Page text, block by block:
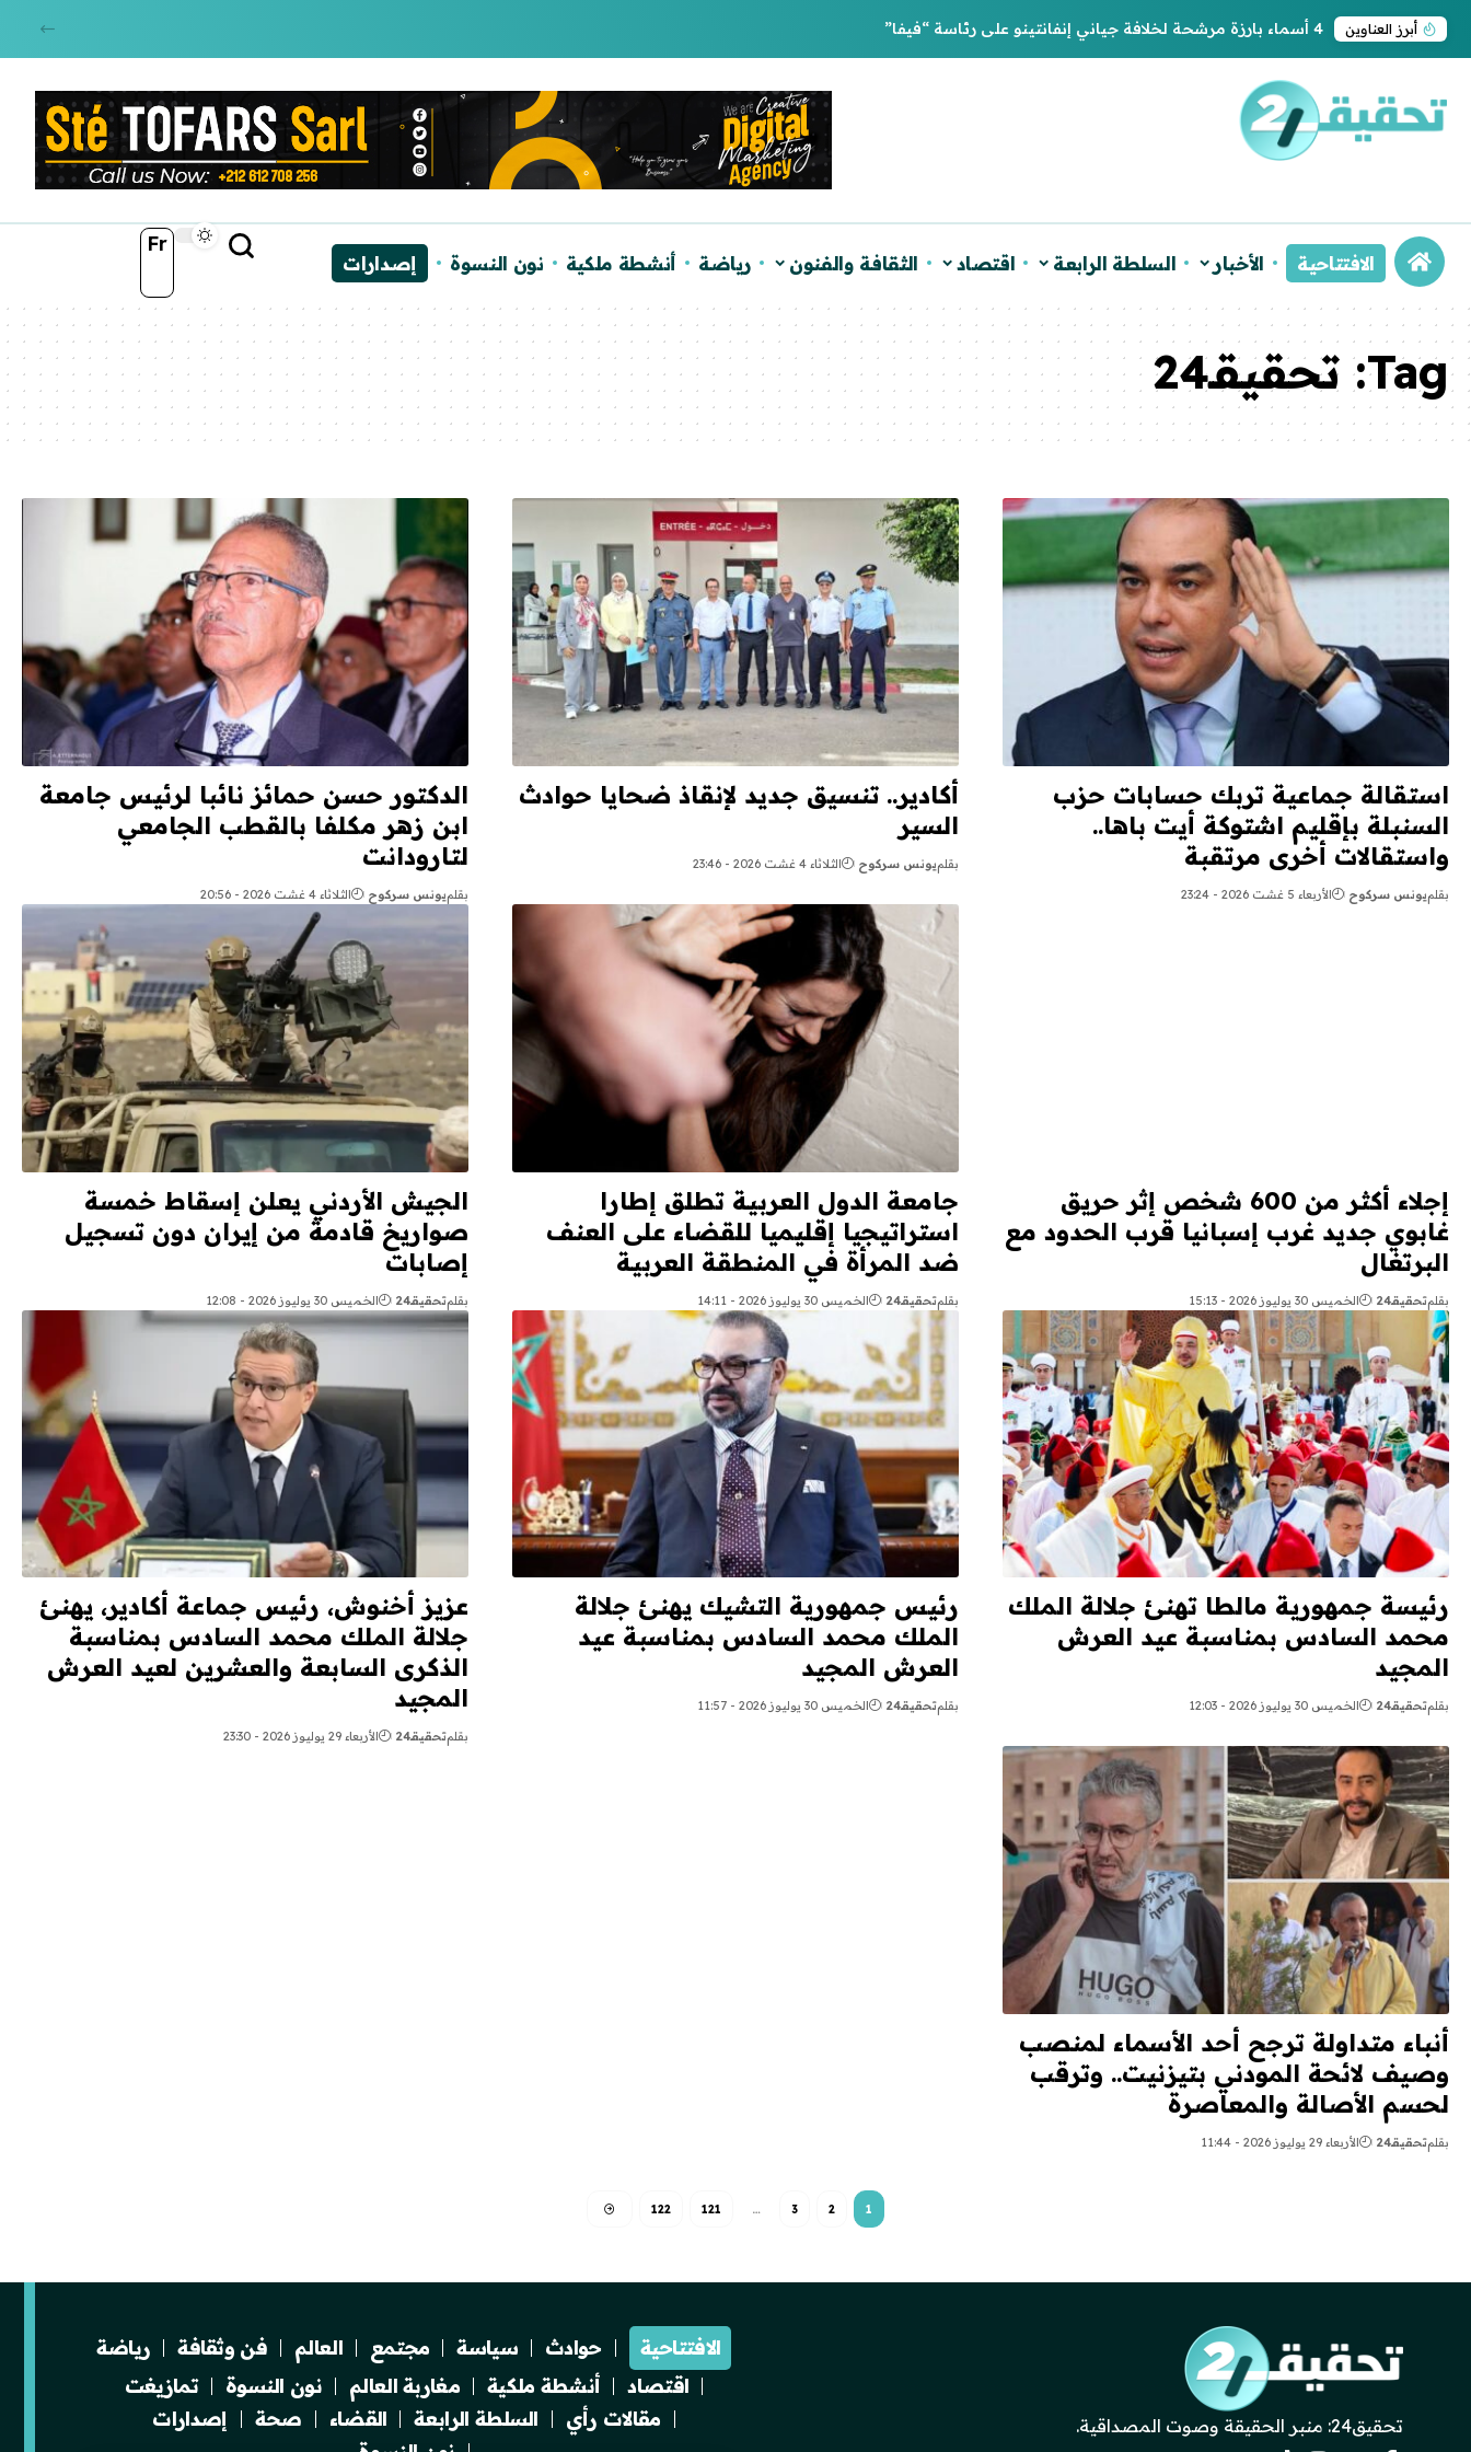
أبرز العناوين ترامب يجدد اعتراف واشنطن بسيادة المغرب على الصحراء ويؤكد دعم الحكم الذاتي
Fr
الافتتاحية الأخبار السلطة الرابعة اقتصاد الثقافة والفنون رياضة أنشطة ملكية نون النسوة إصدارات
Tag: تحقيقـ24
استقالة جماعية تربك حسابات حزب
السنبلة بإقليم اشتوكة أيت باها..
واستقالات أخرى مرتقبة
بقلميونس سركوح الأربعاء 5 غشت 2026 - 23:24
أكادير.. تنسيق جديد لإنقاذ ضحايا حوادث
السير
بقلميونس سركوح الثلاثاء 4 غشت 2026 - 23:46
الدكتور حسن حمائز نائبا لرئيس جامعة
ابن زهر مكلفا بالقطب الجامعي
لتارودانت
بقلميونس سركوح الثلاثاء 4 غشت 2026 - 20:56
إجلاء أكثر من 600 شخص إثر حريق
غابوي جديد غرب إسبانيا قرب الحدود مع
البرتغال
بقلمتحقيقـ24 الخميس 30 يوليوز 2026 - 15:13
جامعة الدول العربية تطلق إطارا
استراتيجيا إقليميا للقضاء على العنف
ضد المرأة في المنطقة العربية
بقلمتحقيقـ24 الخميس 30 يوليوز 2026 - 14:11
الجيش الأردني يعلن إسقاط خمسة
صواريخ قادمة من إيران دون تسجيل
إصابات
بقلمتحقيقـ24 الخميس 30 يوليوز 2026 - 12:08
رئيسة جمهورية مالطا تهنئ جلالة الملك
محمد السادس بمناسبة عيد العرش
المجيد
بقلمتحقيقـ24 الخميس 30 يوليوز 2026 - 12:03
رئيس جمهورية التشيك يهنئ جلالة
الملك محمد السادس بمناسبة عيد
العرش المجيد
بقلمتحقيقـ24 الخميس 30 يوليوز 2026 - 11:57
عزيز أخنوش، رئيس جماعة أكادير، يهنئ
جلالة الملك محمد السادس بمناسبة
الذكرى السابعة والعشرين لعيد العرش
المجيد
بقلمتحقيقـ24 الأربعاء 29 يوليوز 2026 - 23:30
أنباء متداولة ترجح أحد الأسماء لمنصب
وصيف لائحة المودني بتيزنيت.. وترقب
لحسم الأصالة والمعاصرة
بقلمتحقيقـ24 الأربعاء 29 يوليوز 2026 - 11:44
1
2
3
…
121
122
تحقيق24: منبر الحقيقة وصوت المصداقية.
الافتتاحية حوادث سياسة مجتمع العالم فن وثقافة
رياضة
اقتصاد
أنشطة ملكية مغاربة العالم نون النسوة
تمازيغت
مقالات رأي
السلطة الرابعة القضاء صحة
إصدارات